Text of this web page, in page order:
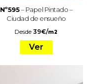
Nº595– Papel Pintado –
Ciudad de ensueño
Desde39€/m2
Ver